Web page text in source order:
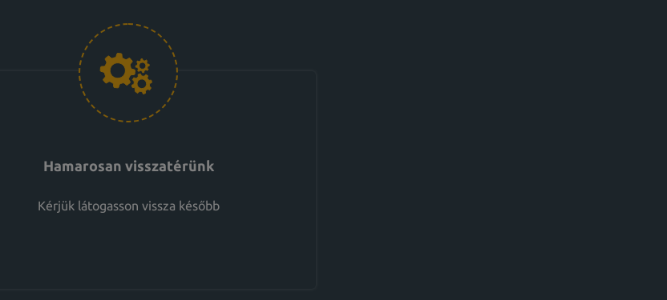
Hamarosan visszatérünk
Kérjük látogasson vissza később